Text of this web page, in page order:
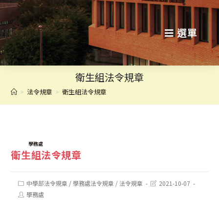
跳
轉
至
主
選單
衛生組法令規章
> 法令規章 > 衛生組法令規章
TAGS:學務處
衛生組法令規章
Post
category:
中學部法令規章 / 學務處法令規章 / 法令規章
Post2021-10-07
Post學務處